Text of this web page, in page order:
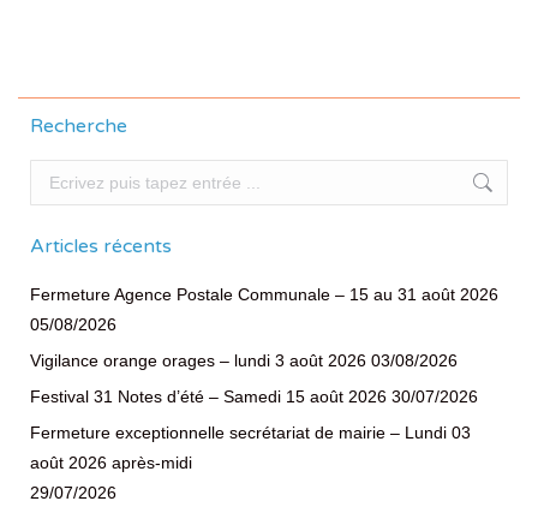
Recherche
Recherche
Articles récents
Fermeture Agence Postale Communale – 15 au 31 août 2026
05/08/2026
Vigilance orange orages – lundi 3 août 2026 03/08/2026
Festival 31 Notes d’été – Samedi 15 août 2026 30/07/2026
Fermeture exceptionnelle secrétariat de mairie – Lundi 03
août 2026 après-midi
29/07/2026